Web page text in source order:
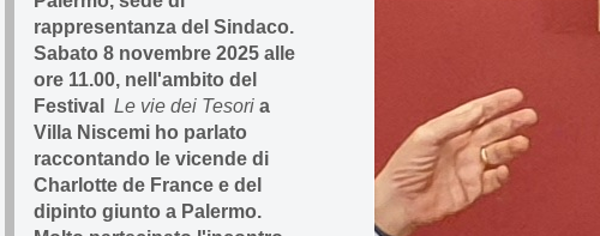
rappresentanza del Sindaco.
Sabato 8 novembre 2025 alle
ore 11.00, nell'ambito del
Festival Le vie dei Tesori a
Villa Niscemi ho parlato
raccontando le vicende di
Charlotte de France e del
dipinto giunto a Palermo.